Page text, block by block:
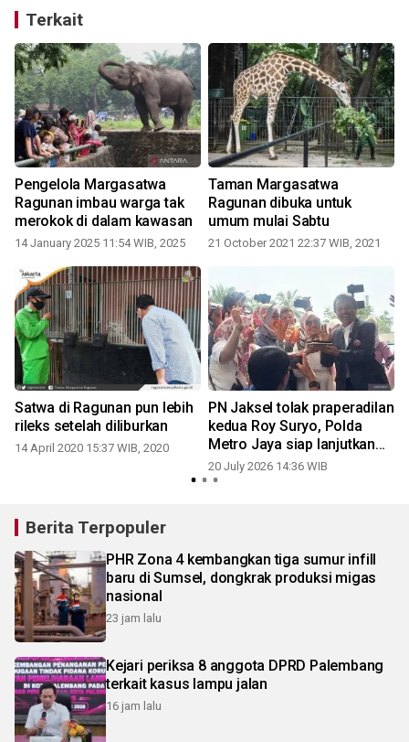
Terkait
Pengelola Margasatwa
Ragunan imbau warga tak
merokok di dalam kawasan
14 January 2025 11:54 WIB, 2025
Taman Margasatwa
Ragunan dibuka untuk
umum mulai Sabtu
21 October 2021 22:37 WIB, 2021
Satwa di Ragunan pun lebih
rileks setelah diliburkan
14 April 2020 15:37 WIB, 2020
PN Jaksel tolak praperadilan
kedua Roy Suryo, Polda
Metro Jaya siap lanjutkan
perkara
20 July 2026 14:36 WIB
Berita Terpopuler
PHR Zona 4 kembangkan tiga sumur infill
baru di Sumsel, dongkrak produksi migas
nasional
23 jam lalu
Kejari periksa 8 anggota DPRD Palembang
terkait kasus lampu jalan
16 jam lalu